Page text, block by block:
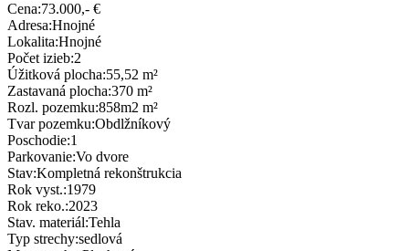
Cena:73.000,- €
Adresa:Hnojné
Lokalita:Hnojné
Počet izieb:2
Úžitková plocha:55,52 m²
Zastavaná plocha:370 m²
Rozl. pozemku:858m2 m²
Tvar pozemku:Obdlžníkový
Poschodie:1
Parkovanie:Vo dvore
Stav:Kompletná rekonštrukcia
Rok vyst.:1979
Rok reko.:2023
Stav. materiál:Tehla
Typ strechy:sedlová